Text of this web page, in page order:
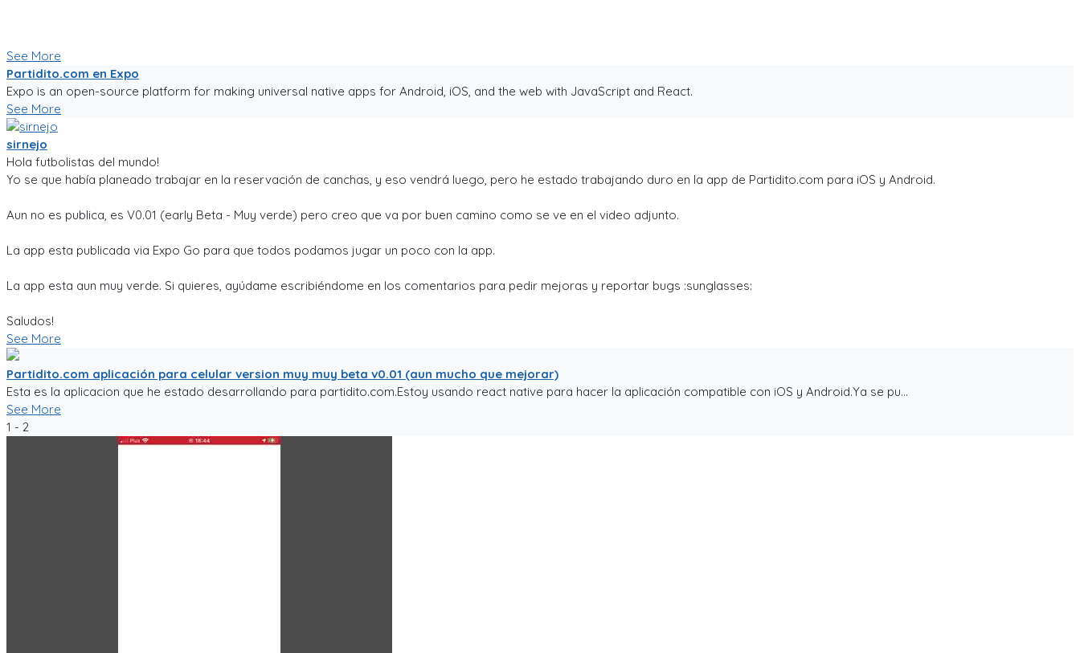
See More
Partidito.com en Expo
Expo is an open-source platform for making universal native apps for Android, iOS, and the web with JavaScript and React.
See More
sirnejo
Hola futbolistas del mundo!
Yo se que había planeado trabajar en la reservación de canchas, y eso vendrá luego, pero he estado trabajando duro en la app de Partidito.com para iOS y Android.
Aun no es publica, es V0.01 (early Beta - Muy verde) pero creo que va por buen camino como se ve en el video adjunto.
La app esta publicada via Expo Go para que todos podamos jugar un poco con la app.
La app esta aun muy verde. Si quieres, ayúdame escribiéndome en los comentarios para pedir mejoras y reportar bugs :sunglasses:
Saludos!
See More
Partidito.com aplicación para celular version muy muy beta v0.01 (aun mucho que mejorar)
Esta es la aplicacion que he estado desarrollando para partidito.com.Estoy usando react native para hacer la aplicación compatible con iOS y Android.Ya se pu...
See More
1 - 2